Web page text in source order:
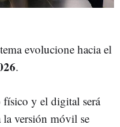
evolucione hacia el
.
y el digital será
la versión móvil se